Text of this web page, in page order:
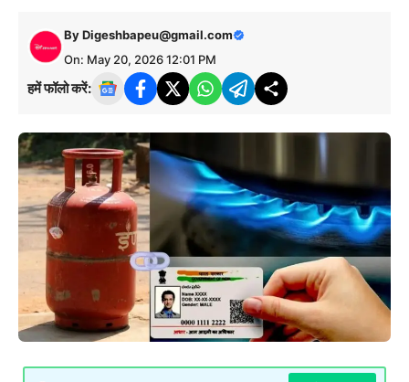
ByDigeshbapeu@gmail.com
On: May 20, 2026 12:01 PM
हमें फॉलो करें: